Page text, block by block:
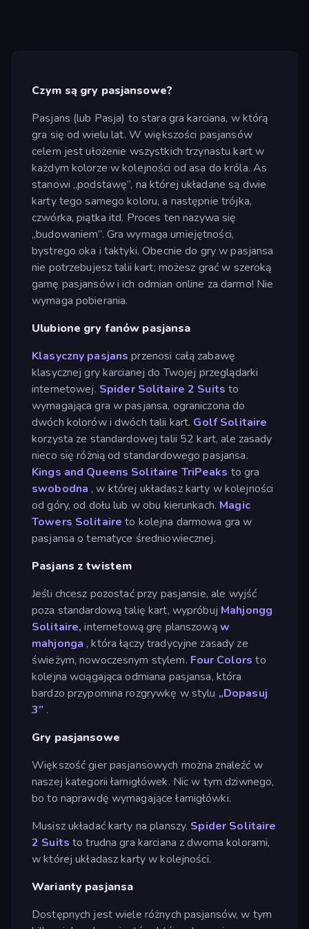
Czym są gry pasjansowe?
Pasjans (lub Pasja) to stara gra karciana, w którą
gra się od wielu lat. W większości pasjansów
celem jest ułożenie wszystkich trzynastu kart w
każdym kolorze w kolejności od asa do króla. As
stanowi „podstawę”, na której układane są dwie
karty tego samego koloru, a następnie trójka,
czwórka, piątka itd. Proces ten nazywa się
„budowaniem”. Gra wymaga umiejętności,
bystrego oka i taktyki. Obecnie do gry w pasjansa
nie potrzebujesz talii kart; możesz grać w szeroką
gamę pasjansów i ich odmian online za darmo! Nie
wymaga pobierania.
Ulubione gry fanów pasjansa
Klasyczny pasjans przenosi całą zabawę
klasycznej gry karcianej do Twojej przeglądarki
internetowej. Spider Solitaire 2 Suits to
wymagająca gra w pasjansa, ograniczona do
dwóch kolorów i dwóch talii kart. Golf Solitaire
korzysta ze standardowej talii 52 kart, ale zasady
nieco się różnią od standardowego pasjansa.
Kings and Queens Solitaire TriPeaks to gra
swobodna , w której układasz karty w kolejności
od góry, od dołu lub w obu kierunkach. Magic
Towers Solitaire to kolejna darmowa gra w
pasjansa o tematyce średniowiecznej.
Pasjans z twistem
Jeśli chcesz pozostać przy pasjansie, ale wyjść
poza standardową talię kart, wypróbuj Mahjongg
Solitaire, internetową grę planszowąw
mahjonga , która łączy tradycyjne zasady ze
świeżym, nowoczesnym stylem. Four Colors to
kolejna wciągająca odmiana pasjansa, która
bardzo przypomina rozgrywkę w stylu „Dopasuj
3” .
Gry pasjansowe
Większość gier pasjansowych można znaleźć w
naszej kategorii łamigłówek. Nic w tym dziwnego,
bo to naprawdę wymagające łamigłówki.
Musisz układać karty na planszy. Spider Solitaire
2 Suits to trudna gra karciana z dwoma kolorami,
w której układasz karty w kolejności.
Warianty pasjansa
Dostępnych jest wiele różnych pasjansów, w tym